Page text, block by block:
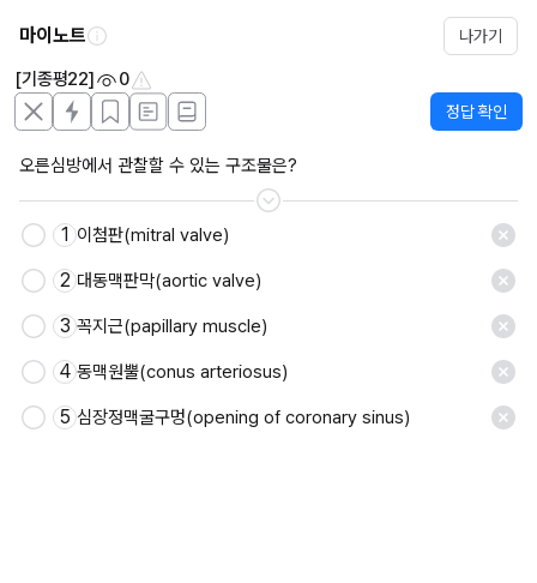
마이노트 나가기
[기종평22] 0
정답 확인
오른심방에서 관찰할 수 있는 구조물은?
저장
1 이첨판(mitral valve)
2 대동맥판막(aortic valve)
3 꼭지근(papillary muscle)
4 동맥원뿔(conus arteriosus)
5 심장정맥굴구멍(opening of coronary sinus)